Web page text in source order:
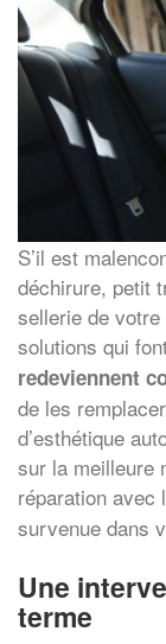
S’il est
déchirure, petit
sellerie de
solutions qui
redeviennent
de les
d’esthétique
sur la meilleure
réparation avec
survenue dans
Une
terme